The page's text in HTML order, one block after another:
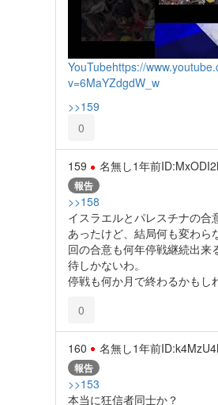
YouTubehttps://
v=6MaYZdgdW_w
>>159
0
159 名無し1年前
報告
>>158
イスラエルとパレスチナの合
あったけど、結局何も変わら
回の合意も何年停戦継続出来
待しかないわ。
停戦も何か月で終わるかもし
0
160 名無し1年前
報告
>>153
本当に狂信者同士か？